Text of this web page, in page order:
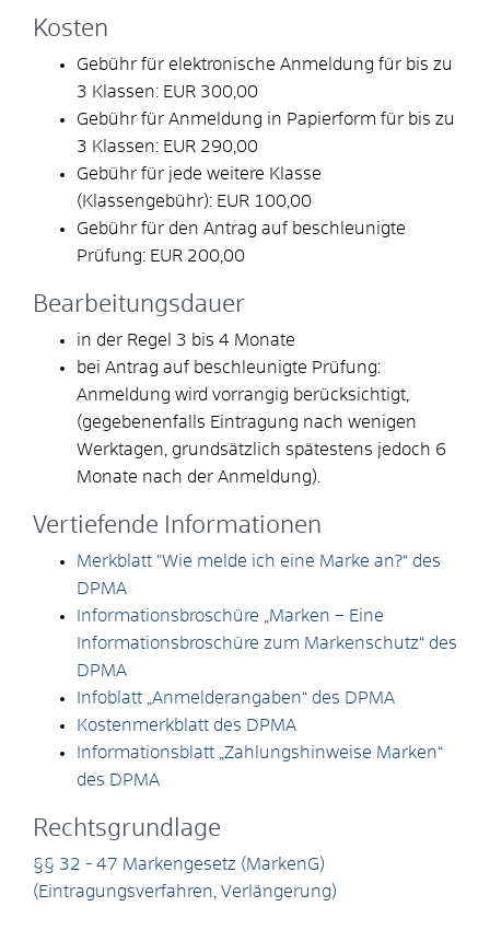
Kosten
Gebühr für elektronische Anmeldung für bis zu
3 Klassen: EUR 300,00
Gebühr für Anmeldung in Papierform für bis zu
3 Klassen: EUR 290,00
Gebühr für jede weitere Klasse
(Klassengebühr): EUR 100,00
Gebühr für den Antrag auf beschleunigte
Prüfung: EUR 200,00
Bearbeitungsdauer
in der Regel 3 bis 4 Monate
bei Antrag auf beschleunigte Prüfung:
Anmeldung wird vorrangig berücksichtigt,
(gegebenenfalls Eintragung nach wenigen
Werktagen, grundsätzlich spätestens jedoch 6
Monate nach der Anmeldung).
Vertiefende Informationen
Merkblatt "Wie melde ich eine Marke an?“ des
DPMA
Informationsbroschüre „Marken – Eine
Informationsbroschüre zum Markenschutz“ des
DPMA
Infoblatt „Anmelderangaben“ des DPMA
Kostenmerkblatt des DPMA
Informationsblatt „Zahlungshinweise Marken“
des DPMA
Rechtsgrundlage
§§ 32 - 47 Markengesetz (MarkenG)
(Eintragungsverfahren, Verlängerung)